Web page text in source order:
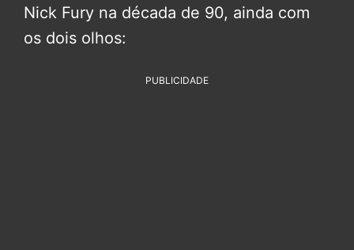
Nick Fury na década de 90, ainda com
os dois olhos:
PUBLICIDADE